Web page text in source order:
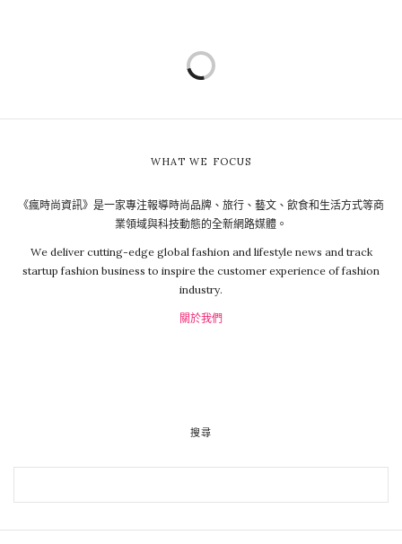
[性格養成] 內向者邁向成功
的十個好習慣
你知道奧巴馬，JK羅琳和奧黛麗·赫本有哪些共同點嗎？他們
被認為是內斂性格類型者，往往被視為害羞或社交笨拙，但